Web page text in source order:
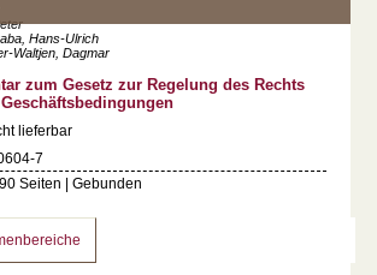
Hans-Ulrich
Waltjen, Dagmar
zum Gesetz zur Regelung des Rechts
lieferbar
7
Seiten | Gebunden